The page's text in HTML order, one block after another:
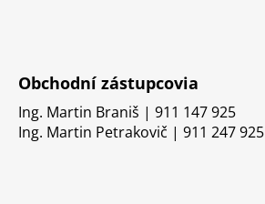
Obchodní zástupcovia
Ing. Martin Braniš | 911 147 925
Ing. Martin Petrakovič | 911 247 925